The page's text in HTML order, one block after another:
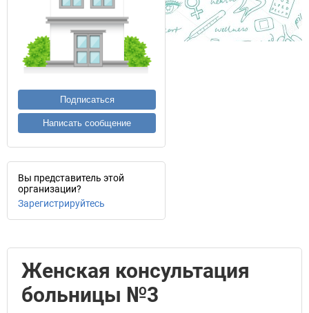
Подписаться
Написать сообщение
Вы представитель этой
организации?
Зарегистрируйтесь
Женская консультация
больницы №3